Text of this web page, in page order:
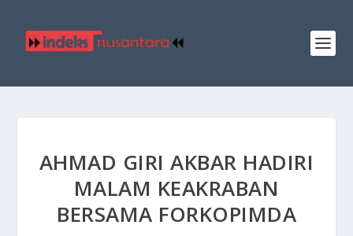
AHMAD GIRI AKBAR HADIRI
MALAM KEAKRABAN
BERSAMA FORKOPIMDA